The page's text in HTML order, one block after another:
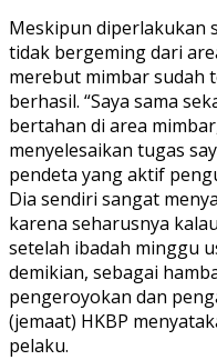
Meskipun diperlakukan
tidak bergeming dari
merebut mimbar sudah
berhasil. “Saya sama
bertahan di area
menyelesaikan tugas
pendeta yang aktif
Dia sendiri sangat
karena seharusnya
setelah ibadah minggu
demikian, sebagai
pengeroyokan dan
(jemaat) HKBP
pelaku.